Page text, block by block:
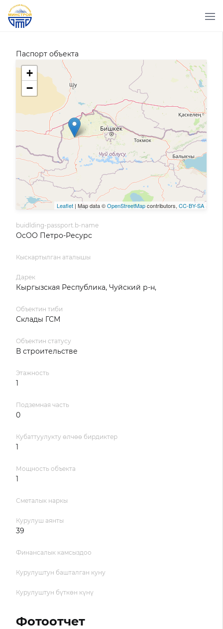
Паспорт объекта
+
−
Leaflet | Map data ©OpenStreetMapcontributors, CC-BY-SA
buidlding-passport.b-name
ОсОО Петро-Ресурс
Кыскартылган аталышы
Дарек
Кыргызская Республика, Чуйский р-н,
Объектин тиби
Склады ГСМ
Объектин статусу
В строительстве
Этажность
1
Подземная часть
0
Кубаттуулукту өлчөө бирдиктер
1
Мощность объекта
1
Сметалык наркы
Курулуш аянты
39
Финансалык камсыздоо
Курулуштун башталган куну
Курулуштун бүткөн күнү
Фотоотчет